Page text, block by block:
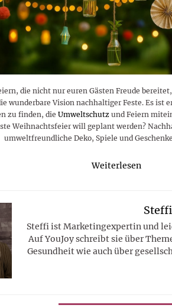
Stars 2026
MORE
MORE
und was bei
zu beachten ist
MORE
Sternzeichen
MORE
Jahre
MORE
die nicht nur euren Gästen Freude
wunderbare Vision nachhaltiger Feste. Es ist
zu finden, die Umweltschutzund Feiern
Weihnachtsfeier will geplant werden?
umweltfreundliche Deko, Spiele und
Weiterlesen
Steffi
Steffi ist Marketingexpertin und
Auf YouJoy schreibt sie über
Gesundheit wie auch über